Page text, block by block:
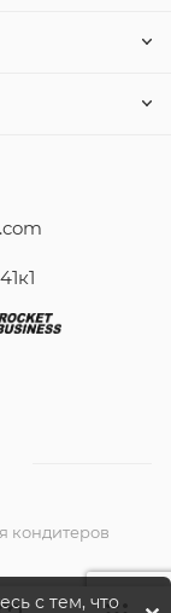
кондитеров
с тем, что